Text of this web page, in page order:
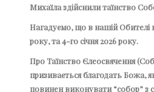
Михаїла здійснили таїнство
Нагадуємо, що в нашій Обителі
року, та 4-го січня 2026 року.
Про Таїнство Єлеосвячення
призивається благодать Божа,
повинен виконувати “собор” з